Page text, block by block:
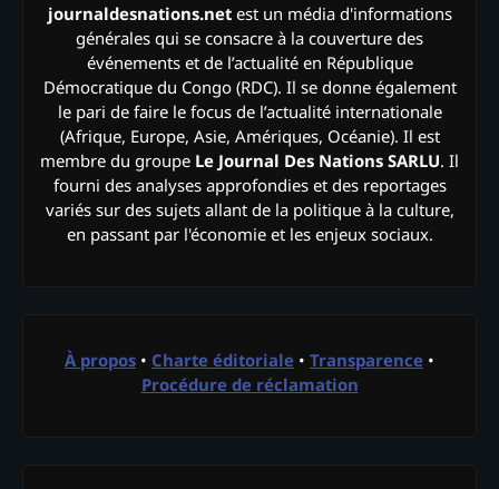
journaldesnations.netest un média d'informations
générales qui se consacre à la couverture des
événements et de l’actualité en République
Démocratique du Congo (RDC). Il se donne également
le pari de faire le focus de l’actualité internationale
(Afrique, Europe, Asie, Amériques, Océanie). Il est
membre du groupe Le Journal Des Nations SARLU. Il
fourni des analyses approfondies et des reportages
variés sur des sujets allant de la politique à la culture,
en passant par l'économie et les enjeux sociaux.
À propos • Charte éditoriale • Transparence •
Procédure de réclamation